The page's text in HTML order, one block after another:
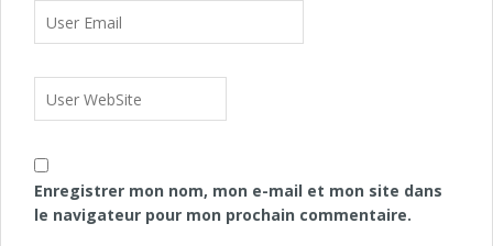
Enregistrer mon nom, mon e-mail et mon site dans
le navigateur pour mon prochain commentaire.